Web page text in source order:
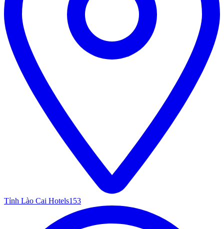
Tỉnh Lào Cai Hotels153